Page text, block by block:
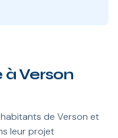
à Verson
de Verson et
leur projet